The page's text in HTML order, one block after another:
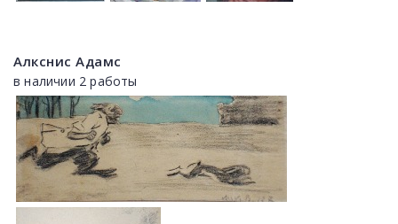
Алкснис Адамс
в наличии 2 работы